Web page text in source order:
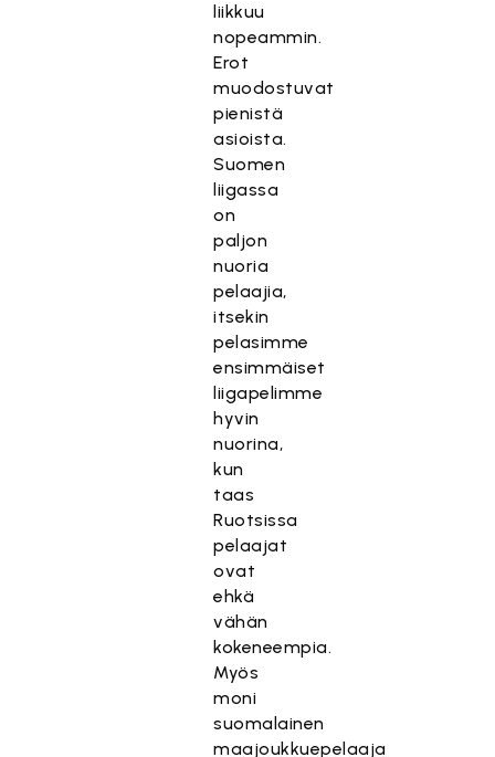
liikkuu
nopeammin.
Erot
muodostuvat
pienistä
asioista.
Suomen
liigassa
on
paljon
nuoria
pelaajia,
itsekin
pelasimme
ensimmäiset
liigapelimme
hyvin
nuorina,
kun
taas
Ruotsissa
pelaajat
ovat
ehkä
vähän
kokeneempia.
Myös
moni
suomalainen
maajoukkuepelaaja